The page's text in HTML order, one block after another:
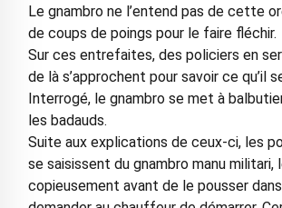
Le gnambro ne l’entend pas de cette
de coups de poings pour le faire fléchir.
Sur ces entrefaites, des policiers en
de là s’approchent pour savoir ce qu’il
Interrogé, le gnambro se met à
les badauds.
Suite aux explications de ceux-ci, les
se saisissent du gnambro manu militari,
copieusement avant de le pousser